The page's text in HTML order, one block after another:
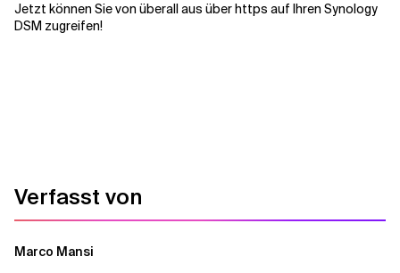
Jetzt können Sie von überall aus über https auf Ihren Synology
DSM zugreifen!
Verfasst von
Marco Mansi